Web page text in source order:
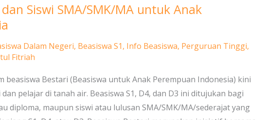
Siswi SMA/SMK/MA untuk Anak
Dalam Negeri, Beasiswa S1, Info Beasiswa, Perguruan Tinggi,
Fitriah
beasiswa Bestari (Beasiswa untuk Anak Perempuan Indonesia) kini
pelajar di tanah air. Beasiswa S1, D4, dan D3 ini ditujukan bagi
diploma, maupun siswi atau lulusan SMA/SMK/MA/sederajat yang